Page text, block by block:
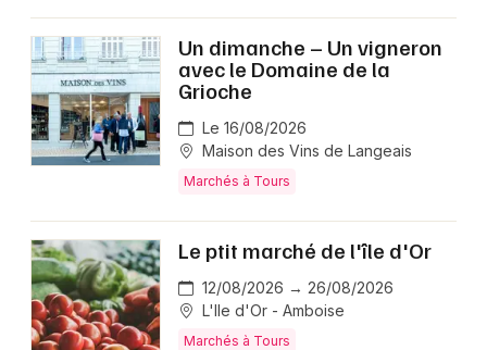
Un dimanche – Un vigneron
avec le Domaine de la
Grioche
Le 16/08/2026
Maison des Vins de Langeais
Marchés à Tours
Le ptit marché de l'île d'Or
12/08/2026 → 26/08/2026
L'Ile d'Or - Amboise
Marchés à Tours